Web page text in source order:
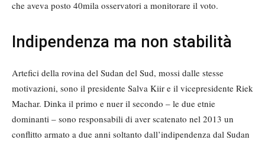
che aveva posto 40mila osservatori a monitorare il voto.
Indipendenza ma non stabilità
Artefici della rovina del Sudan del Sud, mossi dalle stesse
motivazioni, sono il presidente Salva Kiir e il vicepresidente Riek
Machar. Dinka il primo e nuer il secondo – le due etnie
dominanti – sono responsabili di aver scatenato nel 2013 un
conflitto armato a due anni soltanto dall’indipendenza dal Sudan